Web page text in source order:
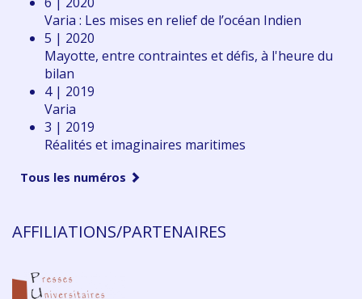
Varia : Les mises en relief de l’océan Indien
5 | 2020
Mayotte, entre contraintes et défis, à l'heure du
bilan
4 | 2019
Varia
3 | 2019
Réalités et imaginaires maritimes
Tous les numéros
AFFILIATIONS/PARTENAIRES